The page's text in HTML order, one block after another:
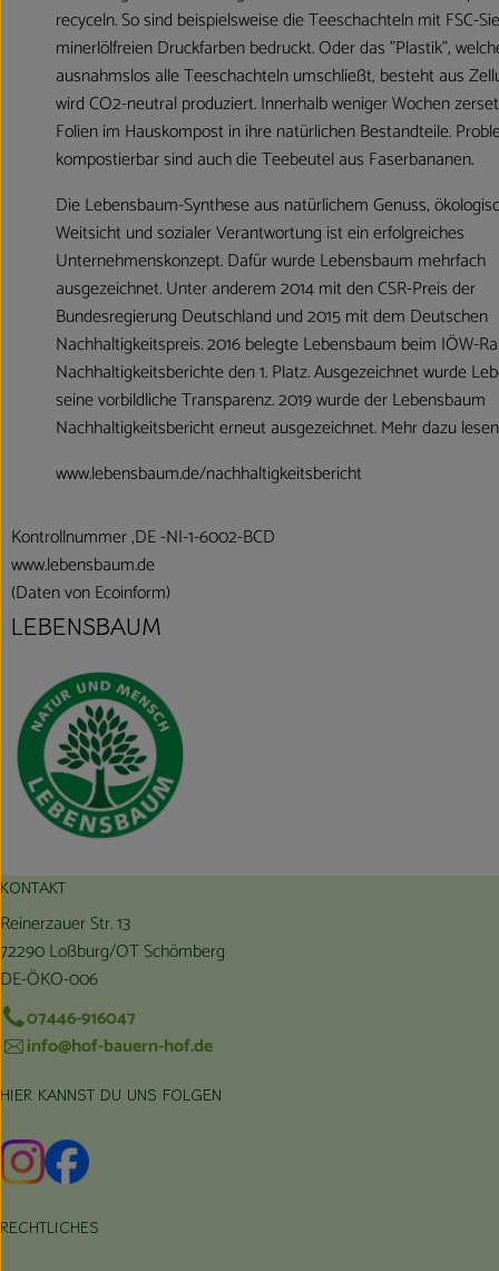
recyceln. So sind beispielsweise die Teeschachteln mit FSC-
minerlölfreien Druckfarben bedruckt. Oder das "Plastik",
ausnahmslos alle Teeschachteln umschließt, besteht aus
wird CO2-neutral produziert. Innerhalb weniger Wochen
Folien im Hauskompost in ihre natürlichen Bestandteile.
kompostierbar sind auch die Teebeutel aus Faserbananen.
Die Lebensbaum-Synthese aus natürlichem Genuss,
Weitsicht und sozialer Verantwortung ist ein erfolgreiches
Unternehmenskonzept. Dafür wurde Lebensbaum mehrfach
ausgezeichnet. Unter anderem 2014 mit den CSR-Preis der
Bundesregierung Deutschland und 2015 mit dem Deutschen
Nachhaltigkeitspreis. 2016 belegte Lebensbaum beim IÖW-
Nachhaltigkeitsberichte den 1. Platz. Ausgezeichnet wurde
seine vorbildliche Transparenz. 2019 wurde der Lebensbaum
Nachhaltigkeitsbericht erneut ausgezeichnet. Mehr dazu
www.lebensbaum.de/nachhaltigkeitsbericht
Kontrollnummer ,DE -NI-1-6002-BCD
www.lebensbaum.de
(Daten von Ecoinform)
LEBENSBAUM
KONTAKT
Reinerzauer Str. 13
72290 Loßburg/OT Schömberg
DE-ÖKO-006
07446-916047
info@hof-bauern-hof.de
HIER KANNST DU UNS FOLGEN
Externer Link zu https://www.instagram.com/hofbauernhof/
Externer Link zu https://www.facebook.com/
RECHTLICHES